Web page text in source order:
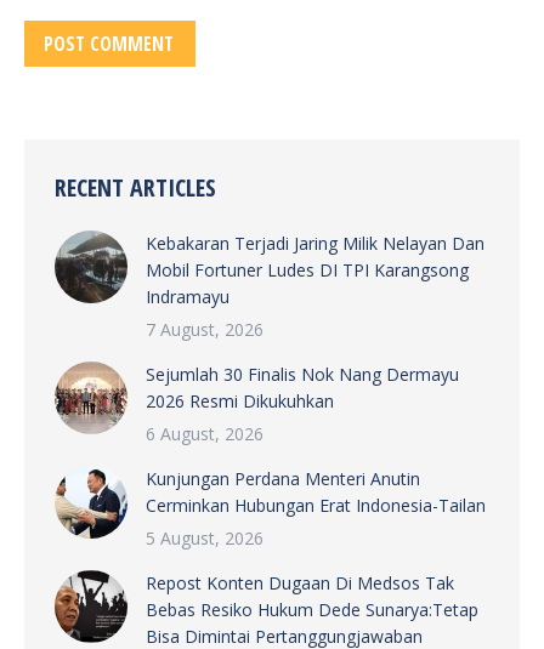
POST COMMENT
RECENT ARTICLES
Kebakaran Terjadi Jaring Milik Nelayan Dan
Mobil Fortuner Ludes DI TPI Karangsong
Indramayu
7 August, 2026
Sejumlah 30 Finalis Nok Nang Dermayu
2026 Resmi Dikukuhkan
6 August, 2026
Kunjungan Perdana Menteri Anutin
Cerminkan Hubungan Erat Indonesia-Tailan
5 August, 2026
Repost Konten Dugaan Di Medsos Tak
Bebas Resiko Hukum Dede Sunarya:Tetap
Bisa Dimintai Pertanggungjawaban